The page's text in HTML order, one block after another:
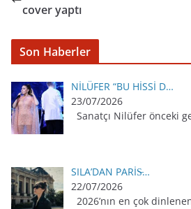
cover yaptı
Son Haberler
NİLÜFER “BU HİSSİ D…
23/07/2026
Sanatçı Nilüfer önceki
SILA’DAN PARİS̵…
22/07/2026
2026’nın en çok